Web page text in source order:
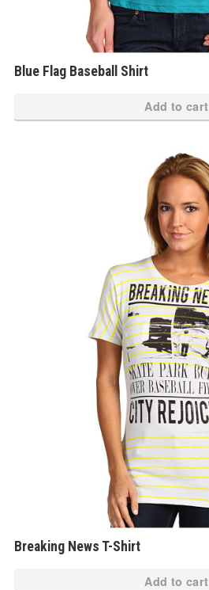
Blue Flag Baseball Shirt
Add to cart
Breaking News T-Shirt
Add to cart